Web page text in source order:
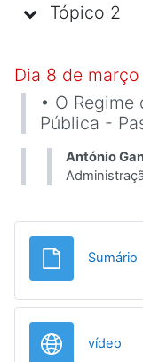
Tópico 2
Dia 8 de março
• O
Pública -
António
Sumário
vídeo